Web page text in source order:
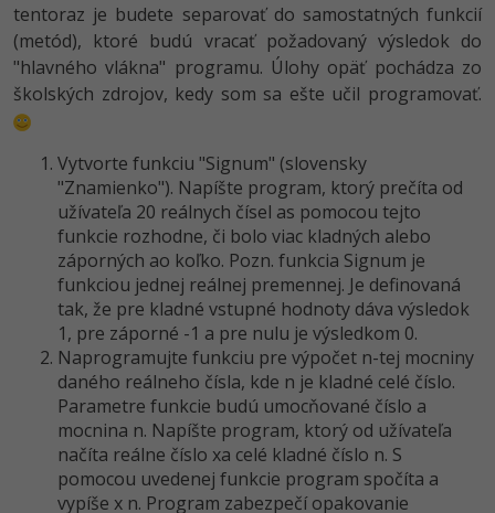
VB.NET
SQL
Algoritmy -41%
Umelá inteligencia -10%
Pre deti
Viac
Fórum
Kurzy e-commerce
Testovanie softvéru
tentoraz je budete separovať do samostatných funkcií
(metód), ktoré budú vracať požadovaný výsledok do
"hlavného vlákna" programu. Úlohy opäť pochádza zo
školských zdrojov, kedy som sa ešte učil programovať.
Vytvorte funkciu "Signum" (slovensky
"Znamienko"). Napíšte program, ktorý prečíta od
užívateľa 20 reálnych čísel as pomocou tejto
funkcie rozhodne, či bolo viac kladných alebo
záporných ao koľko. Pozn. funkcia Signum je
funkciou jednej reálnej premennej. Je definovaná
tak, že pre kladné vstupné hodnoty dáva výsledok
1, pre záporné -1 a pre nulu je výsledkom 0.
Naprogramujte funkciu pre výpočet n-tej mocniny
daného reálneho čísla, kde n je kladné celé číslo.
Parametre funkcie budú umocňované číslo a
mocnina n. Napíšte program, ktorý od užívateľa
načíta reálne číslo xa celé kladné číslo n. S
pomocou uvedenej funkcie program spočíta a
vypíše x n. Program zabezpečí opakovanie